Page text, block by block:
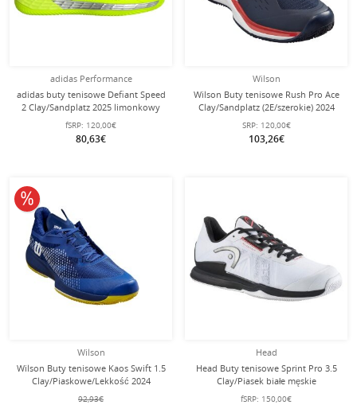
adidas Performance
adidas buty tenisowe Defiant Speed
2 Clay/Sandplatz 2025 limonkowy
damskie
fSRP: 120,00€
80,63€
Wilson
Wilson Buty tenisowe Rush Pro Ace
Clay/Sandplatz (2E/szerokie) 2024
granatowo-białe Męskie
SRP: 120,00€
103,26€
Wilson
Wilson Buty tenisowe Kaos Swift 1.5
Clay/Piaskowe/Lekkość 2024
niebieskie męskie
92,93€
10% obniżone
Head
Head Buty tenisowe Sprint Pro 3.5
Clay/Piasek białe męskie
fSRP: 150,00€